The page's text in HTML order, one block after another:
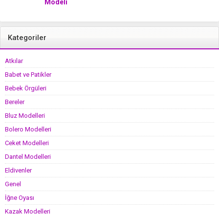
Modeli
Kategoriler
Atkılar
Babet ve Patikler
Bebek Örgüleri
Bereler
Bluz Modelleri
Bolero Modelleri
Ceket Modelleri
Dantel Modelleri
Eldivenler
Genel
İğne Oyası
Kazak Modelleri